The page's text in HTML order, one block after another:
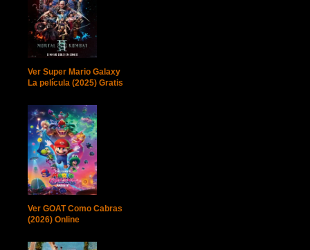
Ver Super Mario Galaxy
La película (2025) Gratis
Ver GOAT Como Cabras
(2026) Online